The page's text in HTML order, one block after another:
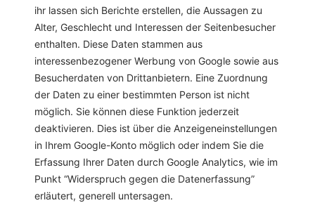
ihr lassen sich Berichte erstellen, die Aussagen zu
Alter, Geschlecht und Interessen der Seitenbesucher
enthalten. Diese Daten stammen aus
interessenbezogener Werbung von Google sowie aus
Besucherdaten von Drittanbietern. Eine Zuordnung
der Daten zu einer bestimmten Person ist nicht
möglich. Sie können diese Funktion jederzeit
deaktivieren. Dies ist über die Anzeigeneinstellungen
in Ihrem Google-Konto möglich oder indem Sie die
Erfassung Ihrer Daten durch Google Analytics, wie im
Punkt “Widerspruch gegen die Datenerfassung”
erläutert, generell untersagen.